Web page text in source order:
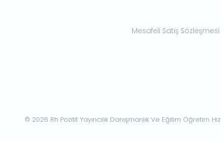
Mesafeli Satış Sözleşmesi
© 2026 Rh Pozitif Yayıncılık Danışmanlık Ve Eğitim Öğretim